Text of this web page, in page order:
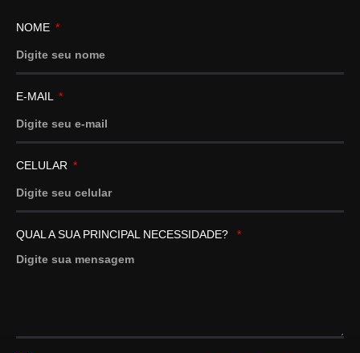
NOME
E-MAIL
CELULAR
QUAL A SUA PRINCIPAL NECESSIDADE?